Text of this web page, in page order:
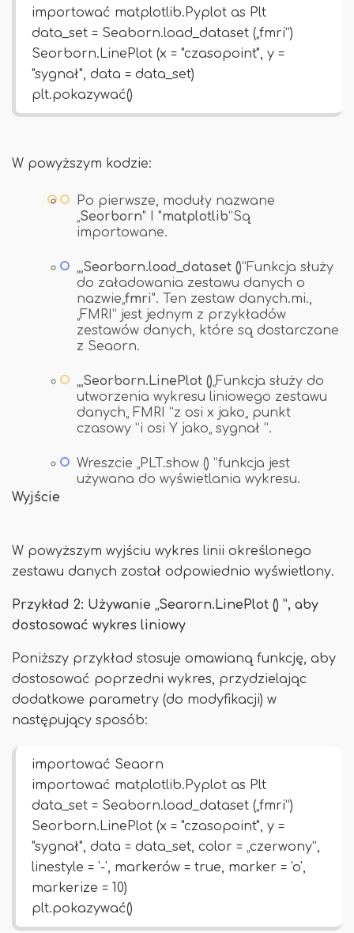
importować matplotlib.Pyplot as Plt
data_set = Seaborn.load_dataset („fmri”)
Seorborn.LinePlot (x = "czasopoint", y =
"sygnał", data = data_set)
plt.pokazywać()
W powyższym kodzie:
Po pierwsze, moduły nazwane
„Seorborn" I "matplotlib”Są
importowane.
„„Seorborn.load_dataset ()”Funkcja służy
do załadowania zestawu danych o
nazwie„fmri". Ten zestaw danych.mi.,
„FMRI” jest jednym z przykładów
zestawów danych, które są dostarczane
z Seaorn.
„„Seorborn.LinePlot ()„Funkcja służy do
utworzenia wykresu liniowego zestawu
danych„ FMRI ”z osi x jako„ punkt
czasowy ”i osi Y jako„ sygnał ”.
Wreszcie „PLT.show () ”funkcja jest
używana do wyświetlania wykresu.
Wyjście
W powyższym wyjściu wykres linii określonego
zestawu danych został odpowiednio wyświetlony.
Przykład 2: Używanie „Searorn.LinePlot () ”, aby
dostosować wykres liniowy
Poniższy przykład stosuje omawianą funkcję, aby
dostosować poprzedni wykres, przydzielając
dodatkowe parametry (do modyfikacji) w
następujący sposób:
importować Seaorn
importować matplotlib.Pyplot as Plt
data_set = Seaborn.load_dataset („fmri”)
Seorborn.LinePlot (x = "czasopoint", y =
"sygnał", data = data_set, color = „czerwony”,
linestyle = '-', markerów = true, marker = 'o',
markerize = 10)
plt.pokazywać()